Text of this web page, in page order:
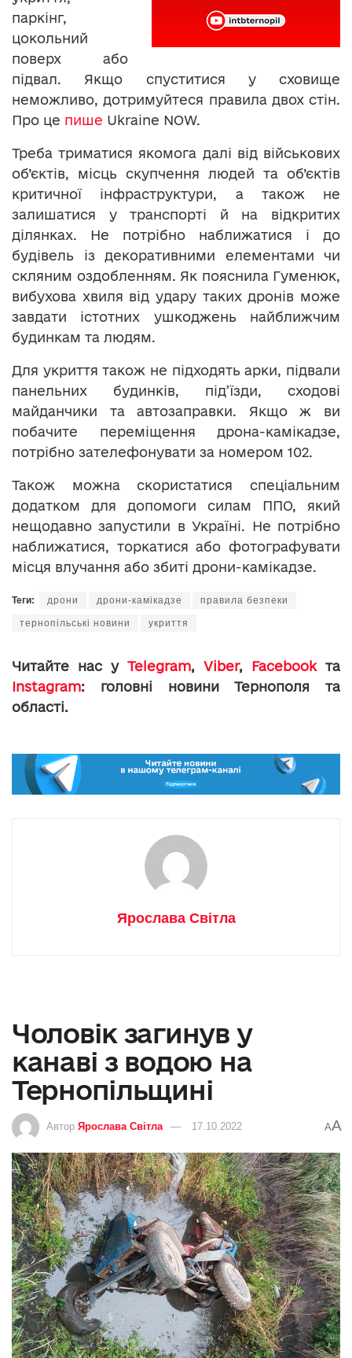
паркінг,
цокольний
поверх або
підвал. Якщо спуститися у сховище
неможливо, дотримуйтеся правила двох стін.
Про це пише Ukraine NOW.
Треба триматися якомога далі від військових
об’єктів, місць скупчення людей та об’єктів
критичної інфраструктури, а також не
залишатися у транспорті й на відкритих
ділянках. Не потрібно наближатися і до
будівель із декоративними елементами чи
скляним оздобленням. Як пояснила Гуменюк,
вибухова хвиля від удару таких дронів може
завдати істотних ушкоджень найближчим
будинкам та людям.
Для укриття також не підходять арки, підвали
панельних будинків, під’їзди, сходові
майданчики та автозаправки. Якщо ж ви
побачите переміщення дрона-камікадзе,
потрібно зателефонувати за номером 102.
Також можна скористатися спеціальним
додатком для допомоги силам ППО, який
нещодавно запустили в Україні. Не потрібно
наближатися, торкатися або фотографувати
місця влучання або збиті дрони-камікадзе.
Теги: дрони дрони-камікадзе правила безпеки
тернопільські новини укриття
Читайте нас у Telegram, Viber, Facebookта
Instagram: головні новини Тернополя та
області.
Ярослава Світла
Чоловік загинув у
канаві з водою на
Тернопільщині
Автор Ярослава Світла 17.10.2022 AA